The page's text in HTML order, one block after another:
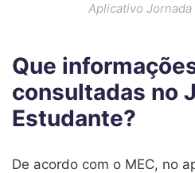
Aplicativo Jornada
Que
consultadas no
Estudante?
De acordo com o MEC, no